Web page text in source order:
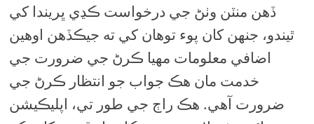
ڏهن منٽن وٺڻ جي درخواست ڪڍي ڀريندا کي
ٿيندو، جنهن کان پوء توهان کي ته جيڪڏھن اوھين
اضافي معلومات مهيا ڪرڻ جي ضرورت جي
خدمت مان هڪ جواب جو انتظار ڪرڻ جي
ضرورت آهي. هڪ راڄ جي طور تي، اپليڪيشن